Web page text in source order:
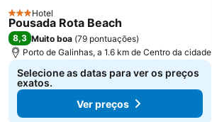
3 Estrelas
Hotel
Pousada Rota Beach
8,3 Muito boa (79 pontuações)
Porto de Galinhas, a 1.6 km de Centro da cidade
Selecione as datas para ver os preços
exatos.
Ver preços